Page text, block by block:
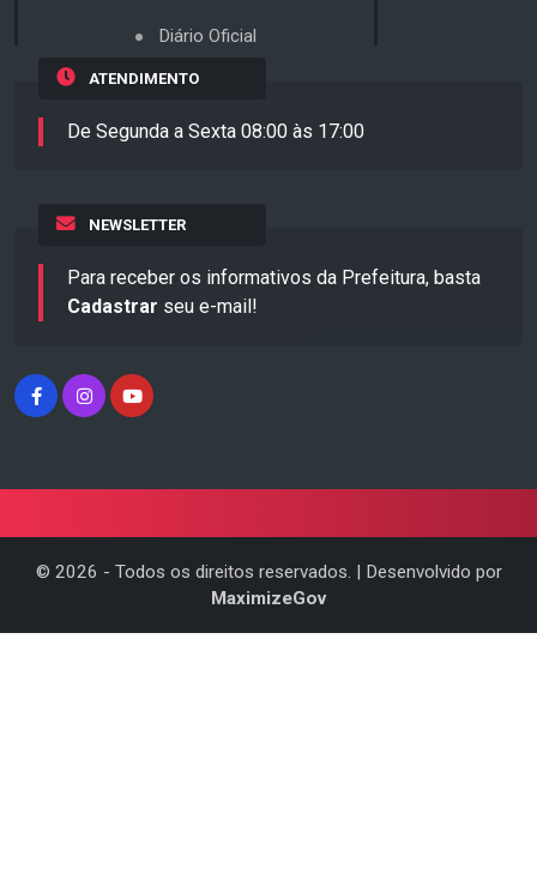
Diário Oficial
ATENDIMENTO
De Segunda a Sexta 08:00 às 17:00
NEWSLETTER
Para receber os informativos da Prefeitura, basta
Cadastrar seu e-mail!
© 2026 - Todos os direitos reservados. | Desenvolvido por
MaximizeGov